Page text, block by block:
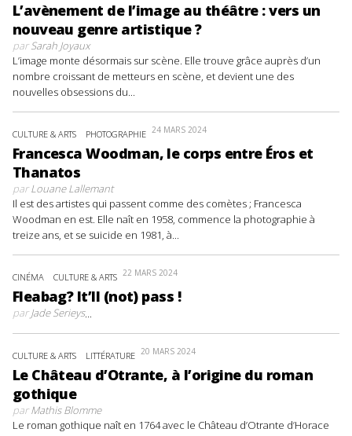
L’avènement de l’image au théâtre : vers un
nouveau genre artistique ?
parSarah Joyaux
L’image monte désormais sur scène. Elle trouve grâce auprès d’un
nombre croissant de metteurs en scène, et devient une des
nouvelles obsessions du...
CULTURE & ARTS PHOTOGRAPHIE 24 MARS 2024
Francesca Woodman, le corps entre Éros et
Thanatos
parLouane Lallemant
Il est des artistes qui passent comme des comètes ; Francesca
Woodman en est. Elle naît en 1958, commence la photographie à
treize ans, et se suicide en 1981, à...
CINÉMA CULTURE & ARTS 22 MARS 2024
Fleabag? It’ll (not) pass !
parJade Serieys...
CULTURE & ARTS LITTÉRATURE 20 MARS 2024
Le Château d’Otrante, à l’origine du roman
gothique
parMathis Blomme
Le roman gothique naît en 1764 avec le Château d’Otrante d’Horace